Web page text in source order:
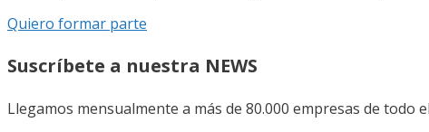
Quiero formar parte
Suscríbete a nuestra NEWS
Llegamos mensualmente a más de 80.000 empresas de todo